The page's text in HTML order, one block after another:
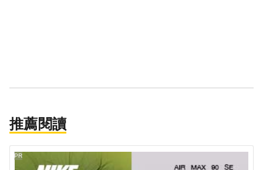
推薦閱讀
PR